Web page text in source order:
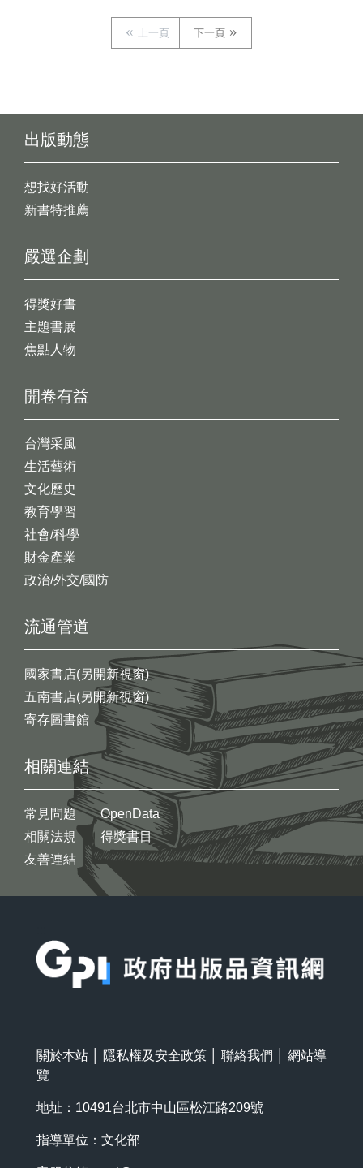
上一頁 下一頁
出版動態
想找好活動
新書特推薦
開卷有益
台灣采風
生活藝術
文化歷史
教育學習
社會/科學
財金產業
政治/外交/國防
嚴選企劃
得獎好書
主題書展
焦點人物
流通管道
國家書店(另開新視窗)
五南書店(另開新視窗)
寄存圖書館
相關連結
常見問題
相關法規
友善連結
OpenData
得獎書目
關於本站 隱私權及安全政策 聯絡我們
網站導
覽
地址：10491台北市中山區松江路209號
指導單位：文化部